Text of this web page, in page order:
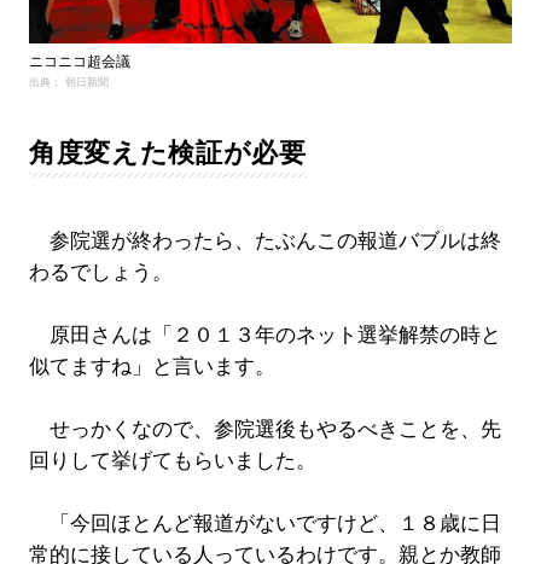
ニコニコ超会議
出典： 朝日新聞
角度変えた検証が必要
参院選が終わったら、たぶんこの報道バブルは終
わるでしょう。
原田さんは「２０１３年のネット選挙解禁の時と
似てますね」と言います。
せっかくなので、参院選後もやるべきことを、先
回りして挙げてもらいました。
「今回ほとんど報道がないですけど、１８歳に日
常的に接している人っているわけです。親とか教師